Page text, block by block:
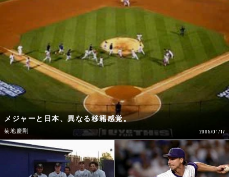
メジャーと日本、異なる移籍感覚。
菊地慶剛 2005/01/17